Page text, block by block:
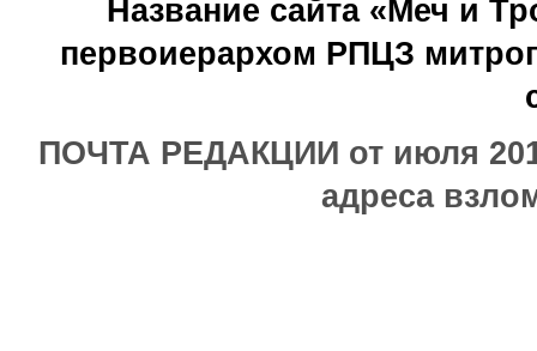
Название сайта «Меч и
первоиерархом РПЦЗ
ПОЧТА РЕДАКЦИИ от июля
адреса